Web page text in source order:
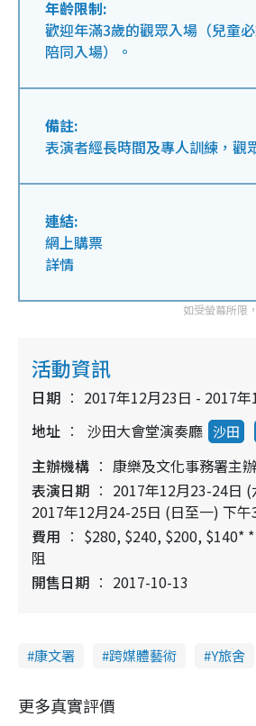
年齡限制:
歡迎年滿3歲的觀眾入場（兒童
陪同入場）。
備註:
表演者經長時間及專人訓練，觀
連結:
網上購票
詳情
活動資訊
日期
2017年12月23日 - 2017年
地址
沙田大會堂演奏廳 沙田
主辦機構
康樂及文化事務署主辦
表演日期
2017年12月23-24日
2017年12月24-25日 (日至一) 下午
費用
$280, $240, $200, $140*
阻
開售日期
2017-10-13
康文署 跨媒體藝術 Y旅舍
更多真實評價